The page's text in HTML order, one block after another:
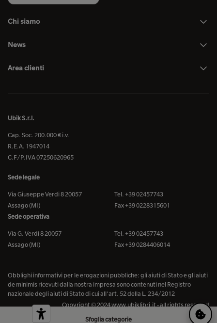
Sfoglia categorie
Chi siamo
News
Area clienti
Ubik S.r.l.
Cap. Soc. 200.000 € i.v.
R.E.A. 1947014
C.F/P.IVA 07250620965
Sede legale
Via Giuseppe Verdi 8 20057
Assago (MI)
Tel. +39 02457743
Fax +39 0228315601
Sede operativa
Via G. Verdi 8 20057
Assago (MI)
Tel. +39 02457743
Fax +39 0284406014
Obblighi informativi per le erogazioni pubbliche: gli aiuti di Stato e gli aiuti
de minimis ricevuti dalla nostra impresa sono contenuti nel Registro
nazionale degli aiuti di Stato di cui all’art. 52 della L. 234/2012
Copyright © 2024 www.ubiklibri.it - all rights reserved